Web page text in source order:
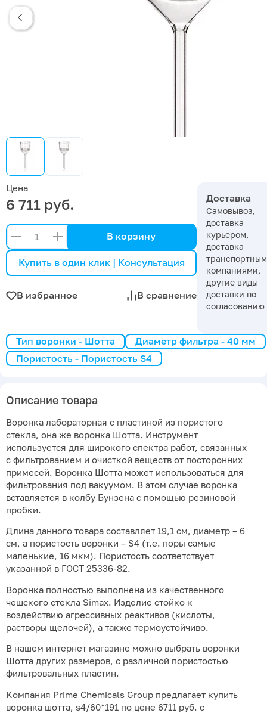
Цена
6 711 руб.
В корзину
Купить в один клик | Консультация
В избранное В сравнение
Доставка
Самовывоз,
доставка
курьером,
доставка
компаниями,
другие виды
доставки по
согласованию
Тип воронки - Шотта
Диаметр фильтра - 40 мм
Пористость - Пористость S4
Описание товара
Воронка лабораторная с пластиной из пористого
стекла, она же воронка Шотта. Инструмент
используется для широкого спектра работ, связанных
с фильтрованием и очисткой веществ от посторонних
примесей. Воронка Шотта может использоваться для
фильтрования под вакуумом. В этом случае воронка
вставляется в колбу Бунзена с помощью резиновой
пробки.
Длина данного товара составляет 19,1 см, диаметр – 6
см, а пористость воронки – S4 (т.е. поры самые
маленькие, 16 мкм). Пористость соответствует
указанной в ГОСТ 25336-82.
Воронка полностью выполнена из качественного
чешского стекла Simax. Изделие стойко к
воздействию агрессивных реактивов (кислоты,
растворы щелочей), а также термоустойчиво.
В нашем интернет магазине можно выбрать воронки
Шотта других размеров, с различной пористостью
фильтровальных пластин.
Компания Prime Chemicals Group предлагает купить
воронка шотта, s4/60*191 по цене 6711 руб. с